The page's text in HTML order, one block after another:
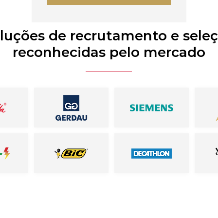
de recrutamento e
reconhecidas pelo mercado